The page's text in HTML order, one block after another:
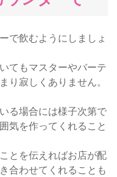
で飲むようにしましょ
てもマスターやバーテ
り寂しくありません。
る場合には様子次第で
気を作ってくれること
とを伝えればお店が配
合わせてくれることも